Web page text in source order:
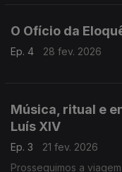
O Ofício da
Ep. 4 28 fev. 2026
Música, ritual e
Luís XIV
Ep. 3
21 fev. 2026
Prosseguimos a